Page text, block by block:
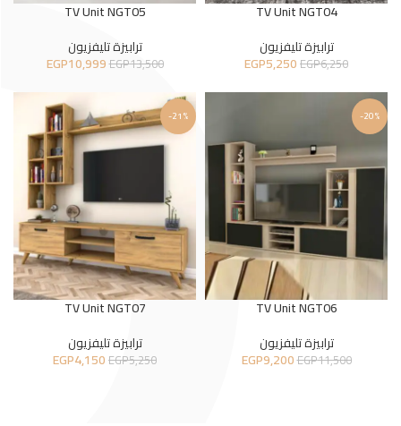
TV Unit NGT04
ترابيزة تليفزيون
EGP6,250
EGP5,250
TV Unit NGT05
ترابيزة تليفزيون
EGP13,500
EGP10,999
-20%
TV Unit NGT06
ترابيزة تليفزيون
EGP11,500
EGP9,200
-21%
TV Unit NGT07
ترابيزة تليفزيون
EGP5,250
EGP4,150